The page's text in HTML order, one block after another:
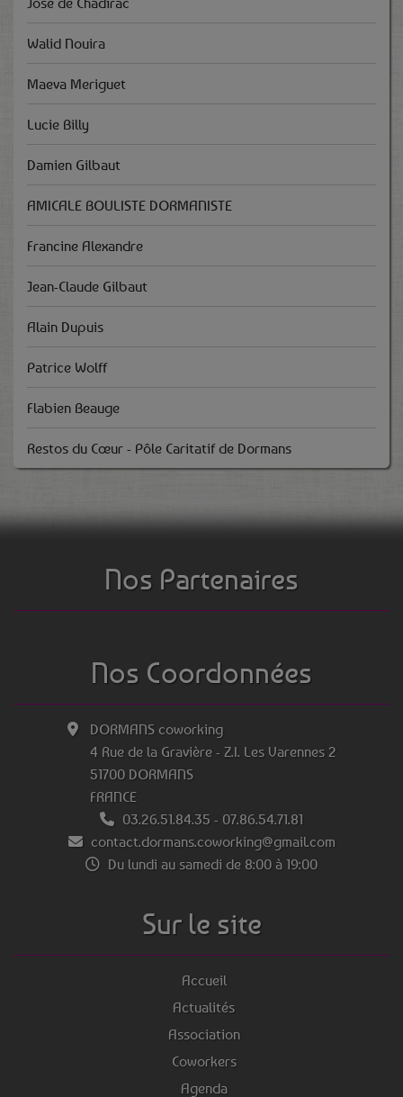
Walid Nouira
Maeva Meriguet
Lucie Billy
Damien Gilbaut
AMICALE BOULISTE DORMANISTE
Francine Alexandre
Jean-Claude Gilbaut
Alain Dupuis
Patrice Wolff
Flabien Beauge
Restos du Cœur - Pôle Caritatif de Dormans
Nos Partenaires
Nos Coordonnées
DORMANS coworking
4 Rue de la Gravière - Z.I. Les Varennes 2
51700 DORMANS
FRANCE
03.26.51.84.35 - 07.86.54.71.81
contact.dormans.coworking@gmail.com
Du lundi au samedi de 8:00 à 19:00
Sur le site
Accueil
Actualités
Association
Coworkers
Agenda